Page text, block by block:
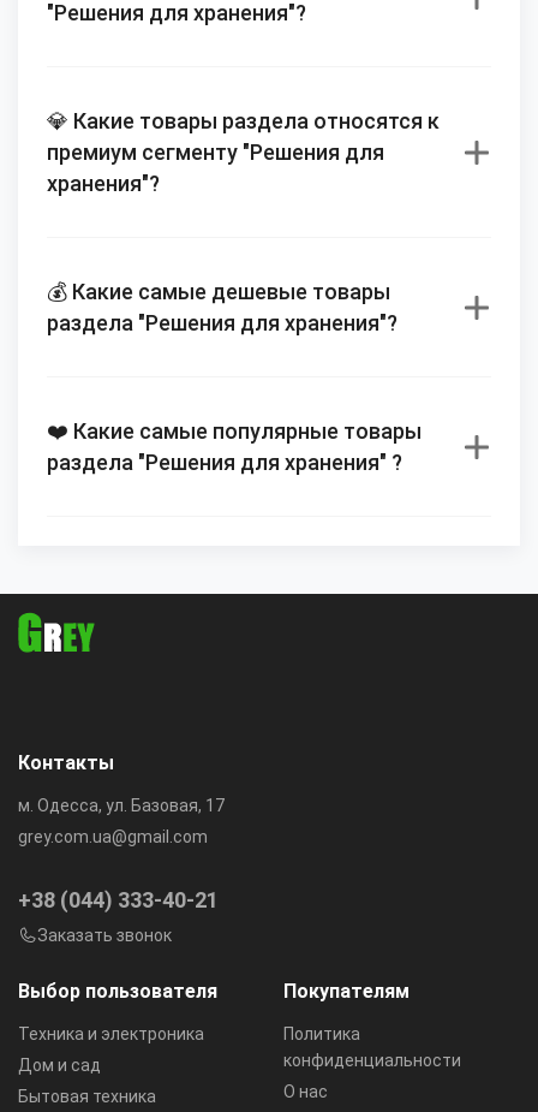
"Решения для хранения"?
💎 Какие товары раздела относятся к
премиум сегменту "Решения для
хранения"?
💰 Какие самые дешевые товары
раздела "Решения для хранения"?
❤️ Какие самые популярные товары
раздела "Решения для хранения" ?
Выбор пользователя
Техника и электроника
Дом и сад
Бытовая техника
Покупателям
Политика
конфиденциальности
О нас
Контакты
м. Одесса, ул. Базовая, 17
grey.com.ua@gmail.com
+38 (044) 333-40-21
Заказать звонок